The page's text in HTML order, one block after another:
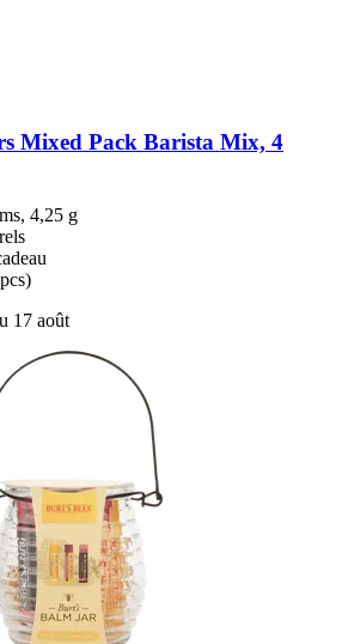
Mixed Pack Barista Mix, 4
4,25 g
17 août